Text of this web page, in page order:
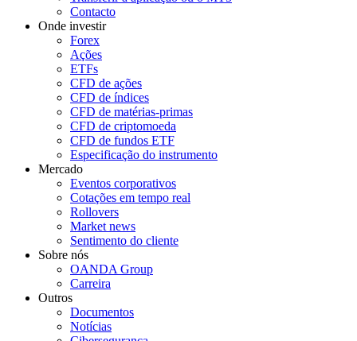
Contacto
Onde investir
Forex
Ações
ETFs
CFD de ações
CFD de índices
CFD de matérias-primas
CFD de criptomoeda
CFD de fundos ETF
Especificação do instrumento
Mercado
Eventos corporativos
Cotações em tempo real
Rollovers
Market news
Sentimento do cliente
Sobre nós
OANDA Group
Carreira
Outros
Documentos
Notícias